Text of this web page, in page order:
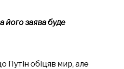
його заява буде
Путін обіцяв мир, але